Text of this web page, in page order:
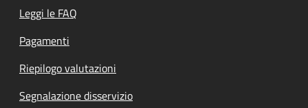
Leggi le FAQ
Pagamenti
Riepilogo valutazioni
Segnalazione disservizio